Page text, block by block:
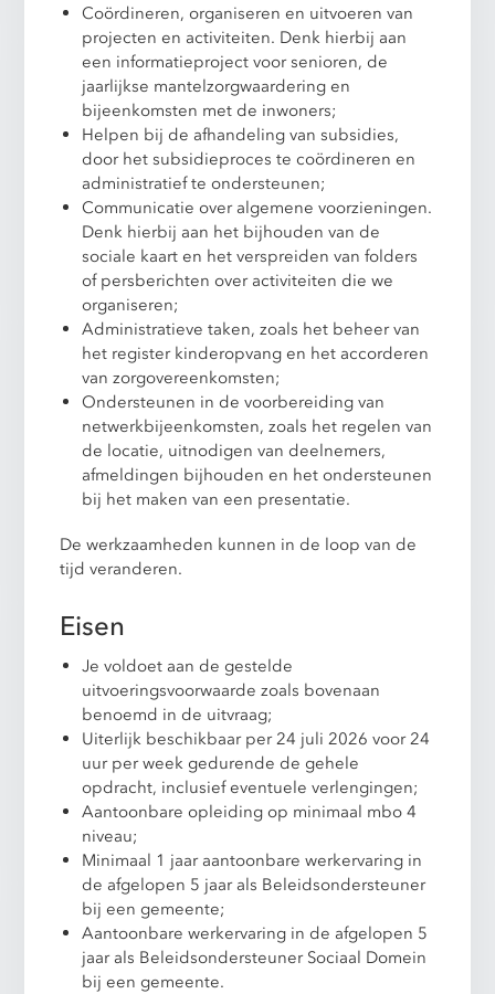
Coördineren, organiseren en uitvoeren van
projecten en activiteiten. Denk hierbij aan
een informatieproject voor senioren, de
jaarlijkse mantelzorgwaardering en
bijeenkomsten met de inwoners;
Helpen bij de afhandeling van subsidies,
door het subsidieproces te coördineren en
administratief te ondersteunen;
Communicatie over algemene voorzieningen.
Denk hierbij aan het bijhouden van de
sociale kaart en het verspreiden van folders
of persberichten over activiteiten die we
organiseren;
Administratieve taken, zoals het beheer van
het register kinderopvang en het accorderen
van zorgovereenkomsten;
Ondersteunen in de voorbereiding van
netwerkbijeenkomsten, zoals het regelen van
de locatie, uitnodigen van deelnemers,
afmeldingen bijhouden en het ondersteunen
bij het maken van een presentatie.
De werkzaamheden kunnen in de loop van de
tijd veranderen.
Eisen
Je voldoet aan de gestelde
uitvoeringsvoorwaarde zoals bovenaan
benoemd in de uitvraag;
Uiterlijk beschikbaar per 24 juli 2026 voor 24
uur per week gedurende de gehele
opdracht, inclusief eventuele verlengingen;
Aantoonbare opleiding op minimaal mbo 4
niveau;
Minimaal 1 jaar aantoonbare werkervaring in
de afgelopen 5 jaar als Beleidsondersteuner
bij een gemeente;
Aantoonbare werkervaring in de afgelopen 5
jaar als Beleidsondersteuner Sociaal Domein
bij een gemeente.